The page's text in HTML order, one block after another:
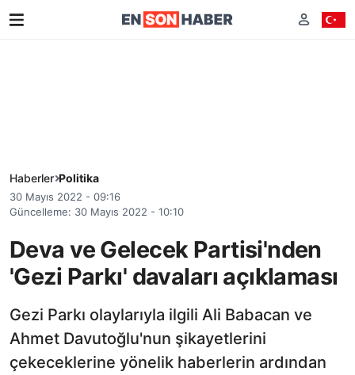
Haberler Politika
30 Mayıs 2022 - 09:16
Güncelleme: 30 Mayıs 2022 - 10:10
Deva ve Gelecek Partisi'nden
'Gezi Parkı' davaları açıklaması
Gezi Parkı olaylarıyla ilgili Ali Babacan ve
Ahmet Davutoğlu'nun şikayetlerini
çekeceklerine yönelik haberlerin ardından